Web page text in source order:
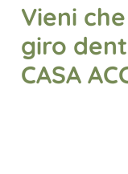
Vieni
giro
CASA